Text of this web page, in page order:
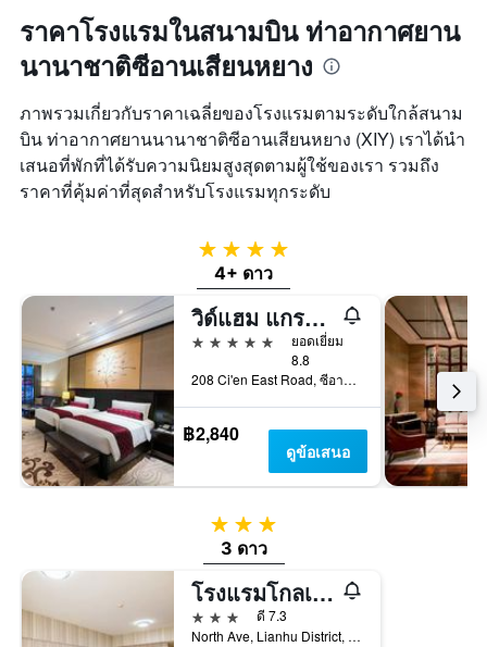
ราคาโรงแรมในสนามบิน ท่าอากาศยาน
นานาชาติซีอานเสียนหยาง
ภาพรวมเกี่ยวกับราคาเฉลี่ยของโรงแรมตามระดับใกล้สนาม
บิน ท่าอากาศยานนานาชาติซีอานเสียนหยาง (XIY) เราได้นำ
เสนอที่พักที่ได้รับความนิยมสูงสุดตามผู้ใช้ของเรา รวมถึง
ราคาที่คุ้มค่าที่สุดสำหรับโรงแรมทุกระดับ
4 ดาว
4+ ดาว
วิด์แฮม แกรนด์ ซีอาน เซาท์
5 ดาว
ยอดเยี่ยม
8.8
208 Ci'en East Road, ซีอาน, จีน
฿2,840
ดูข้อเสนอ
3 ดาว
3 ดาว
โรงแรมโกลเด้น ทรี บิสซิเนส
3 ดาว
ดี 7.3
North Ave, Lianhu District, ซีอาน, จีน